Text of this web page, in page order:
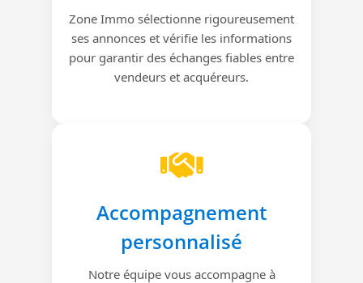
Zone Immo sélectionne rigoureusement
ses annonces et vérifie les informations
pour garantir des échanges fiables entre
vendeurs et acquéreurs.
Accompagnement
personnalisé
Notre équipe vous accompagne à